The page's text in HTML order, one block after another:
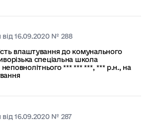
від 16.09.2020 № 288
влаштування до комунального
спеціальна школа
*** *** ***, *** р.н., на
16.09.2020 № 287